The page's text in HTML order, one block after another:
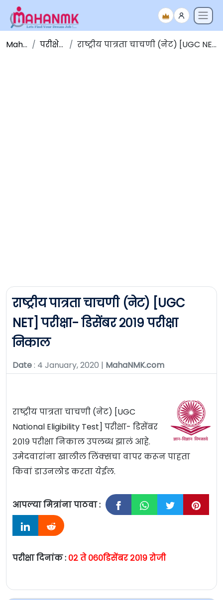
Maha NMK परीक्षेचे निकाल राष्ट्रीय पात्रता चाचणी (नेट) [UGC NET] परीक्षा- डिसेंबर २०१९ परीक्षा निकाल
राष्ट्रीय पात्रता चाचणी (नेट) [UGC
NET] परीक्षा- डिसेंबर २०१९ परीक्षा
निकाल
Date: 4 January, 2020 | MahaNMK.com
राष्ट्रीय पात्रता चाचणी (नेट) [UGC
National Eligibility Test] परीक्षा- डिसेंबर
२०१९ परीक्षा निकाल उपलब्ध झालं आहे.
उमेदवारांना खालील लिंक्सचा वापर करून पाहता
किवां डाउनलोड करता येईल.
आपल्या मित्रांना पाठवा :
परीक्षा दिनांक : ०२ ते ०६०डिसेंबर २०१९ रोजी